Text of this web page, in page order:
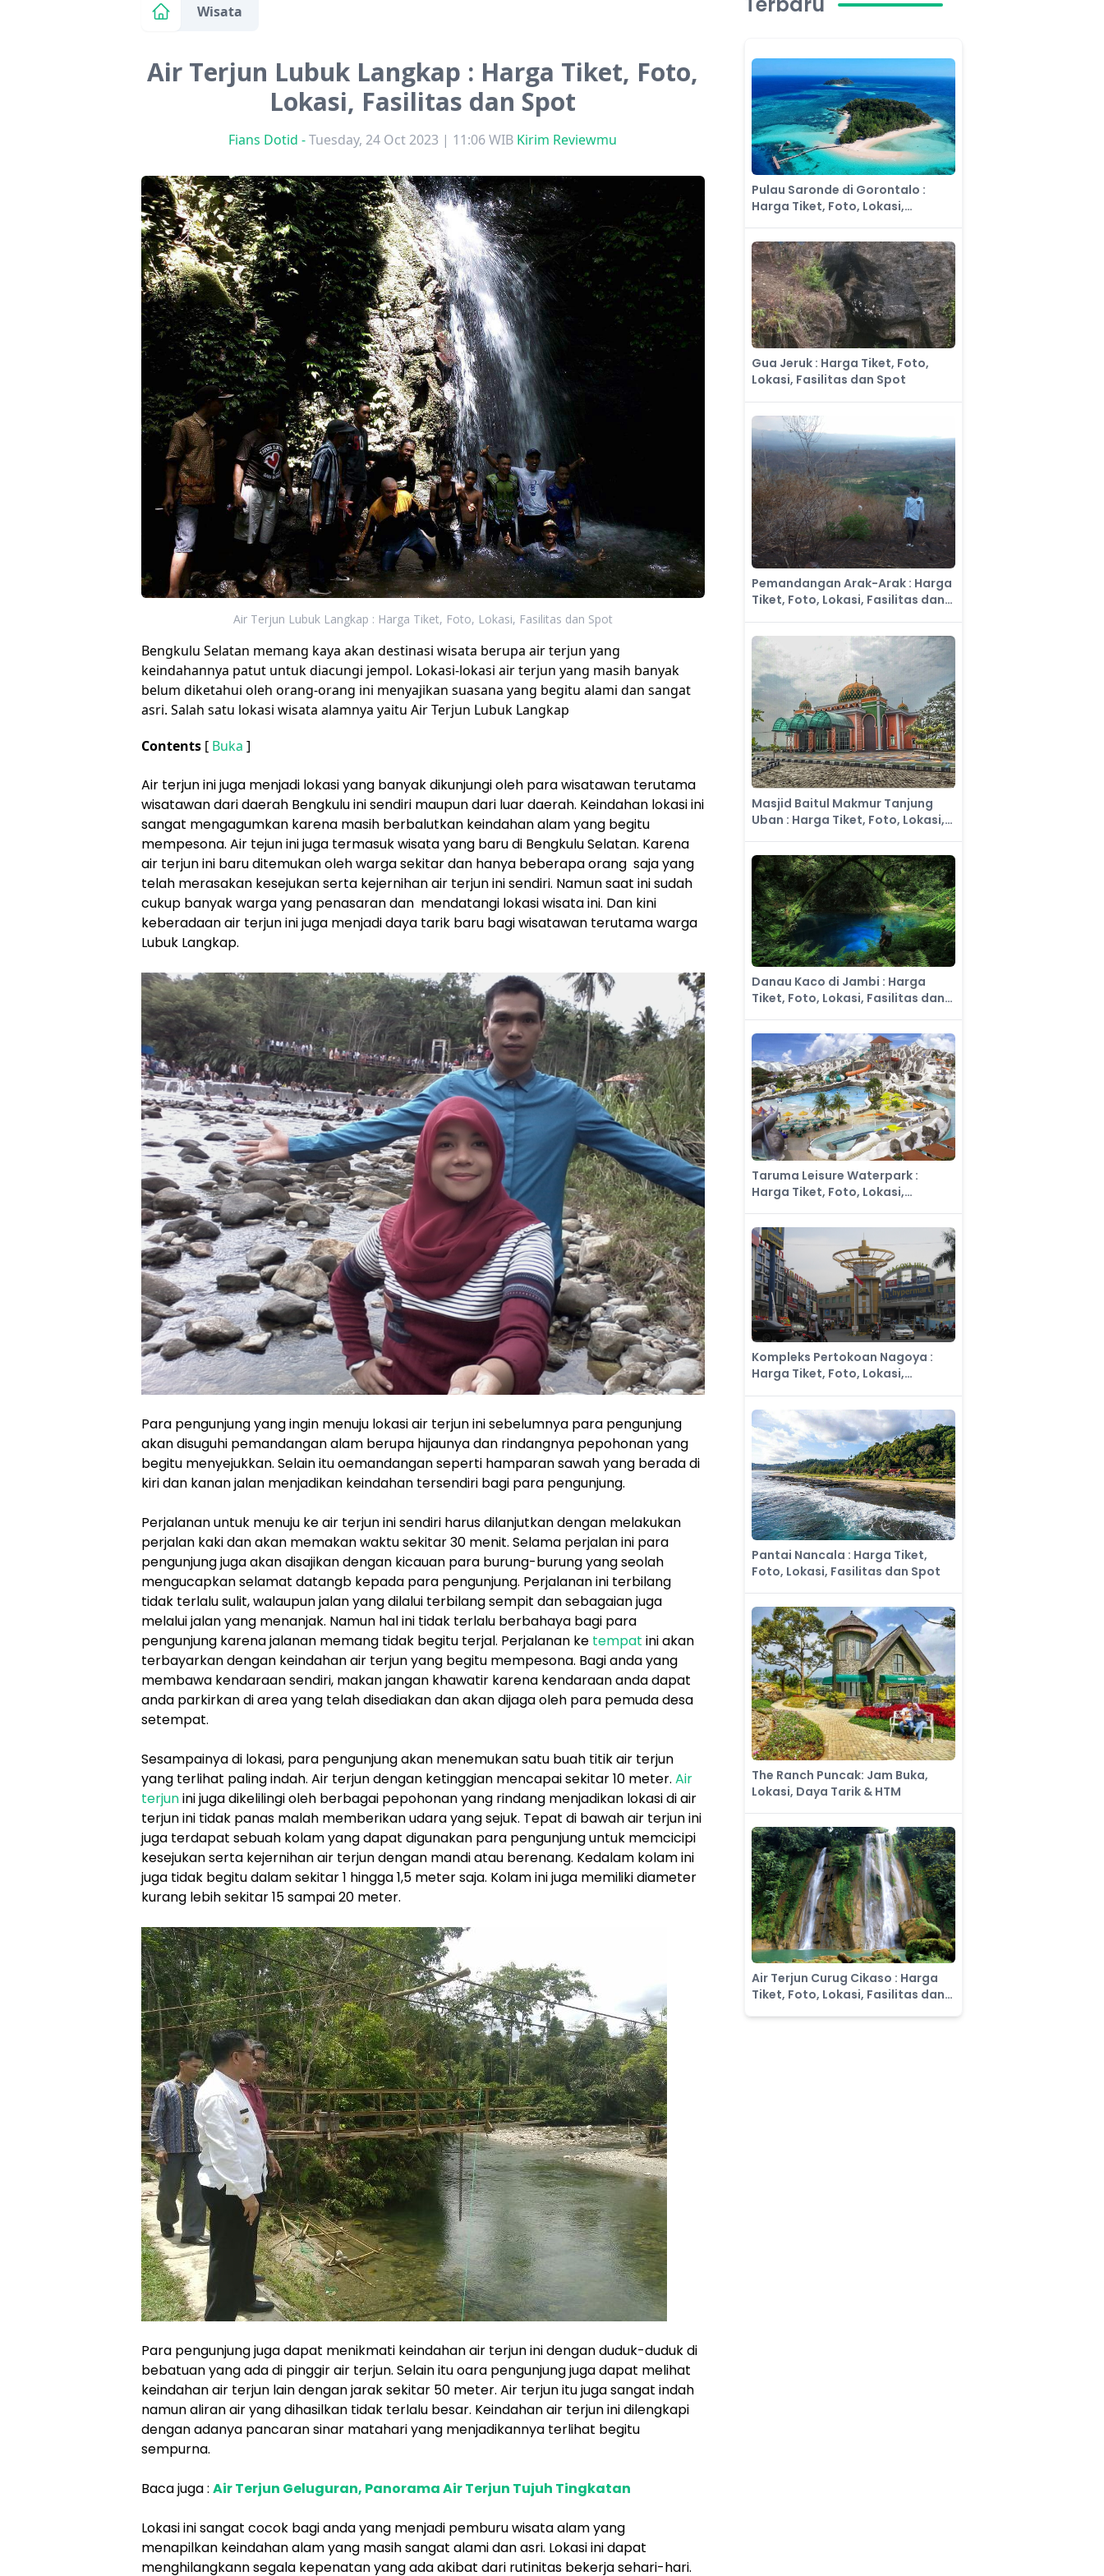
Wisata
Air Terjun Lubuk Langkap : Harga Tiket, Foto,
Lokasi, Fasilitas dan Spot
Fians Dotid -Tuesday, 24 Oct 2023 | 11:06 WIB Kirim Reviewmu
Air Terjun Lubuk Langkap : Harga Tiket, Foto, Lokasi, Fasilitas dan Spot
Bengkulu Selatan memang kaya akan destinasi wisata berupa air terjun yang
keindahannya patut untuk diacungi jempol. Lokasi-lokasi air terjun yang masih banyak
belum diketahui oleh orang-orang ini menyajikan suasana yang begitu alami dan sangat
asri. Salah satu lokasi wisata alamnya yaitu Air Terjun Lubuk Langkap
Contents [ Buka ]
Air terjun ini juga menjadi lokasi yang banyak dikunjungi oleh para wisatawan terutama
wisatawan dari daerah Bengkulu ini sendiri maupun dari luar daerah. Keindahan lokasi ini
sangat mengagumkan karena masih berbalutkan keindahan alam yang begitu
mempesona. Air tejun ini juga termasuk wisata yang baru di Bengkulu Selatan. Karena
air terjun ini baru ditemukan oleh warga sekitar dan hanya beberapa orang saja yang
telah merasakan kesejukan serta kejernihan air terjun ini sendiri. Namun saat ini sudah
cukup banyak warga yang penasaran dan mendatangi lokasi wisata ini. Dan kini
keberadaan air terjun ini juga menjadi daya tarik baru bagi wisatawan terutama warga
Lubuk Langkap.
Para pengunjung yang ingin menuju lokasi air terjun ini sebelumnya para pengunjung
akan disuguhi pemandangan alam berupa hijaunya dan rindangnya pepohonan yang
begitu menyejukkan. Selain itu oemandangan seperti hamparan sawah yang berada di
kiri dan kanan jalan menjadikan keindahan tersendiri bagi para pengunjung.
Perjalanan untuk menuju ke air terjun ini sendiri harus dilanjutkan dengan melakukan
perjalan kaki dan akan memakan waktu sekitar 30 menit. Selama perjalan ini para
pengunjung juga akan disajikan dengan kicauan para burung-burung yang seolah
mengucapkan selamat datangb kepada para pengunjung. Perjalanan ini terbilang
tidak terlalu sulit, walaupun jalan yang dilalui terbilang sempit dan sebagaian juga
melalui jalan yang menanjak. Namun hal ini tidak terlalu berbahaya bagi para
pengunjung karena jalanan memang tidak begitu terjal. Perjalanan ke tempat ini akan
terbayarkan dengan keindahan air terjun yang begitu mempesona. Bagi anda yang
membawa kendaraan sendiri, makan jangan khawatir karena kendaraan anda dapat
anda parkirkan di area yang telah disediakan dan akan dijaga oleh para pemuda desa
setempat.
Sesampainya di lokasi, para pengunjung akan menemukan satu buah titik air terjun
yang terlihat paling indah. Air terjun dengan ketinggian mencapai sekitar 10 meter. Air
terjunini juga dikelilingi oleh berbagai pepohonan yang rindang menjadikan lokasi di air
terjun ini tidak panas malah memberikan udara yang sejuk. Tepat di bawah air terjun ini
juga terdapat sebuah kolam yang dapat digunakan para pengunjung untuk memcicipi
kesejukan serta kejernihan air terjun dengan mandi atau berenang. Kedalam kolam ini
juga tidak begitu dalam sekitar 1 hingga 1,5 meter saja. Kolam ini juga memiliki diameter
kurang lebih sekitar 15 sampai 20 meter.
Para pengunjung juga dapat menikmati keindahan air terjun ini dengan duduk-duduk di
bebatuan yang ada di pinggir air terjun. Selain itu oara pengunjung juga dapat melihat
keindahan air terjun lain dengan jarak sekitar 50 meter. Air terjun itu juga sangat indah
namun aliran air yang dihasilkan tidak terlalu besar. Keindahan air terjun ini dilengkapi
dengan adanya pancaran sinar matahari yang menjadikannya terlihat begitu
sempurna.
Baca juga : Air Terjun Geluguran, Panorama Air Terjun Tujuh Tingkatan
Lokasi ini sangat cocok bagi anda yang menjadi pemburu wisata alam yang
menapilkan keindahan alam yang masih sangat alami dan asri. Lokasi ini dapat
menghilangkann segala kepenatan yang ada akibat dari rutinitas bekerja sehari-hari.
Pulau Saronde di Gorontalo :
Harga Tiket, Foto, Lokasi,
Gua Jeruk : Harga Tiket, Foto,
Lokasi, Fasilitas dan Spot
​Pemandangan Arak-Arak : Harga
Tiket, Foto, Lokasi, Fasilitas dan
Masjid Baitul Makmur Tanjung
Uban : Harga Tiket, Foto, Lokasi,
Danau Kaco di Jambi : Harga
Tiket, Foto, Lokasi, Fasilitas dan
Taruma Leisure Waterpark :
Harga Tiket, Foto, Lokasi,
Kompleks Pertokoan Nagoya :
Harga Tiket, Foto, Lokasi,
Pantai Nancala : Harga Tiket,
Foto, Lokasi, Fasilitas dan Spot
The Ranch Puncak: Jam Buka,
Lokasi, Daya Tarik & HTM
Air Terjun Curug Cikaso : Harga
Tiket, Foto, Lokasi, Fasilitas dan